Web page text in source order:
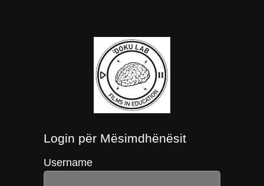
Login për Mësimdhënësit
Username